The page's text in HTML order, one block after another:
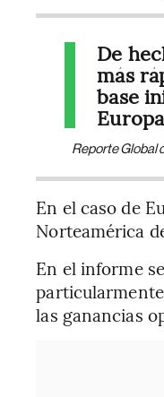
De
más
base
Reporte Global
En el caso de
Norteamérica
En el informe
las ganancias